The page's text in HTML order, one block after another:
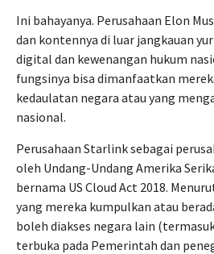
Ini bahayanya. Perusahaan Elon
dan kontennya di luar jangkauan
digital dan kewenangan hukum
fungsinya bisa dimanfaatkan
kedaulatan negara atau yang
nasional.
Perusahaan Starlink sebagai
oleh Undang-Undang Amerika
bernama US Cloud Act 2018.
yang mereka kumpulkan atau
boleh diakses negara lain
terbuka pada Pemerintah dan